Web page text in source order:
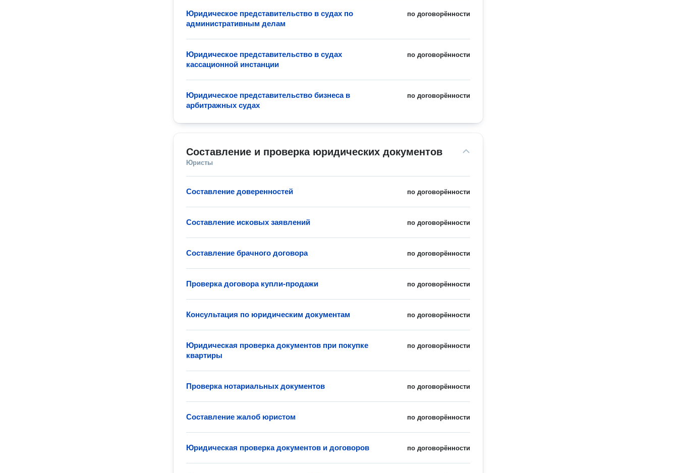
по договорённости
Юридическое представительство в судах по
административным делам
по договорённости
Юридическое представительство в судах
кассационной инстанции
по договорённости
Юридическое представительство бизнеса в
арбитражных судах
Составление и проверка юридических документов
Юристы
по договорённости
Составление доверенностей
по договорённости
Составление исковых заявлений
по договорённости
Составление брачного договора
по договорённости
Проверка договора купли-продажи
по договорённости
Консультация по юридическим документам
по договорённости
Юридическая проверка документов при покупке
квартиры
по договорённости
Проверка нотариальных документов
по договорённости
Составление жалоб юристом
по договорённости
Юридическая проверка документов и договоров